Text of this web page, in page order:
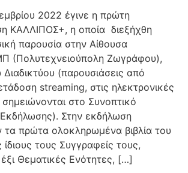
2022 έγινε η πρώτη
ΚΑΛΛΙΠΟΣ+, η οποία διεξήχθη
παρουσία στην Αίθουσα
(Πολυτεχνειούπολη Ζωγράφου),
(παρουσιάσεις από
streaming, στις ηλεκτρονικές
σημειώνονται στο Συνοπτικό
Στην εκδήλωση
τα πρώτα ολοκληρωμένα βιβλία του
τους Συγγραφείς τους,
Θεματικές Ενότητες, […]